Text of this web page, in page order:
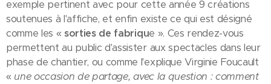
exemple pertinent avec pour cette année 9 créations
soutenues à l'affiche, et enfin existe ce qui est désigné
comme les «sorties de fabrique ». Ces rendez-vous
permettent au public d'assister aux spectacles dans leur
phase de chantier, ou comme l'explique Virginie Foucault
« une occasion de partage, avec la question : comment